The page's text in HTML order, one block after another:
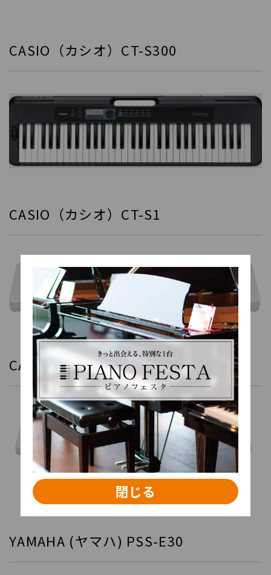
CASIO（カシオ）CT-S300
CASIO（カシオ）CT-S1
CASIO（カシオ）CT-S1-76
YAMAHA (ヤマハ) PSS-E30
閉じる